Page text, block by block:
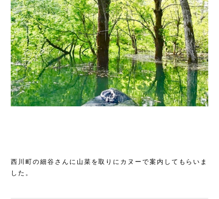
西川町の細谷さんに山菜を取りにカヌーで案内してもらいま
した。